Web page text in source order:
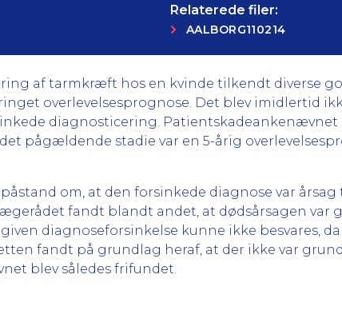
Relaterede filer:
AALBORG110214
af tarmkræft hos en kvinde tilkendt diverse
overlevelsesprognose. Det blev imidlertid
diagnosticering.
pågældende stadie var en 5-årig
om, at den forsinkede diagnose var årsag
fandt blandt andet, at dødsårsagen var
diagnoseforsinkelse kunne ikke besvares,
fandt på grundlag heraf, at der ikke var
blev således frifundet.